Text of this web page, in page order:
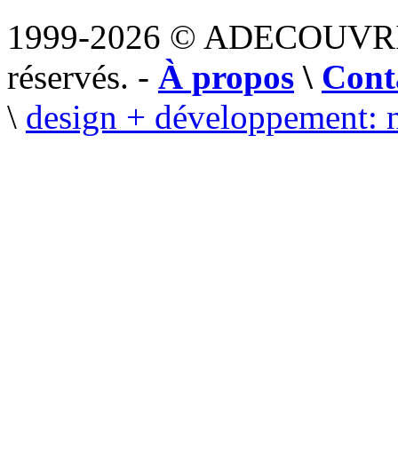
1999-2026 ©
réservés. - À propos \
\ design + développement: